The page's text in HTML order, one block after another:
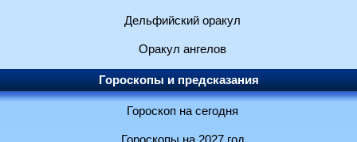
Дельфийский оракул
Оракул ангелов
Гороскопы и предсказания
Гороскоп на сегодня